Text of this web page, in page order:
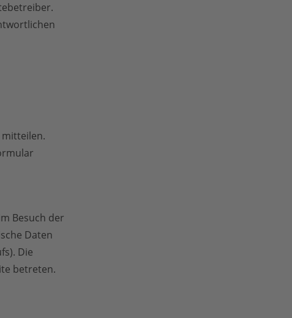
mitteilen.
Besuch der
Daten
Die
betreten.